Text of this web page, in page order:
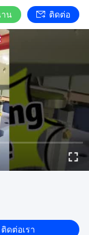
น ติดต่อ
ติดต่อเรา